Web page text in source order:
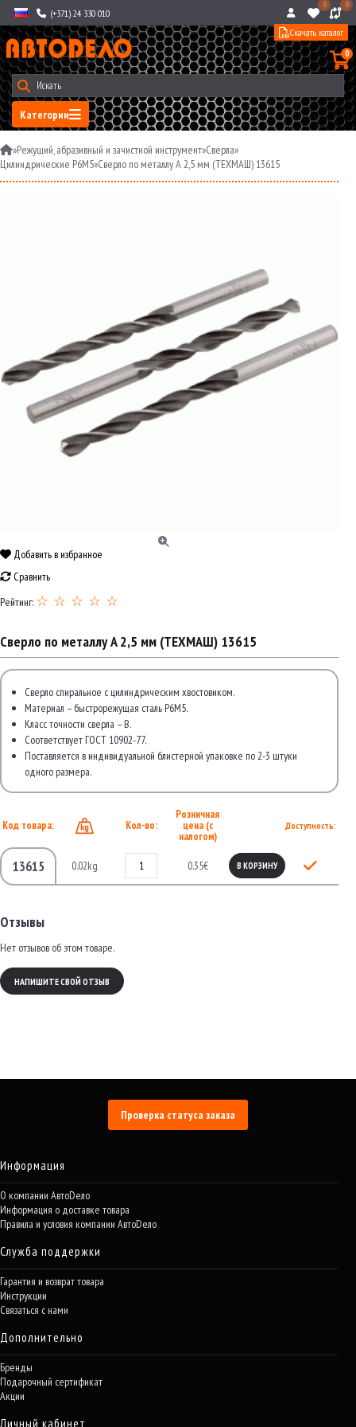
(+371) 24 330 010
0 0
Категории
0
Скачать каталог
»Режущий, абразивный и зачистной инструмент»Сверла»
Цилиндрические Р6М5»Сверло по металлу A 2,5 мм (ТЕХМАШ) 13615
Добавить в избранное
Сравнить
Рейтинг: ☆ ☆ ☆ ☆ ☆
Сверло по металлу A 2,5 мм (ТЕХМАШ) 13615
Сверло спиральное с цилиндрическим хвостовиком.
Материал – быстрорежущая сталь Р6М5.
Класс точности сверла – В.
Соответствует ГОСТ 10902-77.
Поставляется в индивидуальной блистерной упаковке по 2-3 штуки
одного размера.
Код товара: Кол-во:
Розничная
цена (с
налогом)
Доступность:
13615 0.02kg 0.35€ В КОРЗИНУ
Отзывы
Нет отзывов об этом товаре.
НАПИШИТЕ СВОЙ ОТЗЫВ
Проверка статуса заказа
Информация
О компании АвтоDело
Информация о доставке товара
Правила и условия компании АвтоDело
Служба поддержки
Гарантия и возврат товара
Инструкции
Связаться с нами
Дополнительно
Бренды
Подарочный сертификат
Акции
Личный кабинет